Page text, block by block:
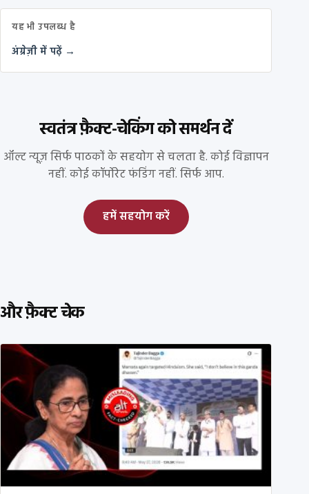
यह भी उपलब्ध है
अंग्रेज़ी में पढ़ें →
स्वतंत्र फ़ैक्ट-चेकिंग को समर्थन दें
ऑल्ट न्यूज़ सिर्फ पाठकों के सहयोग से चलता है. कोई विज्ञापन
नहीं. कोई कॉर्पोरेट फंडिंग नहीं. सिर्फ आप.
हमें सहयोग करें
और फ़ैक्ट चेक